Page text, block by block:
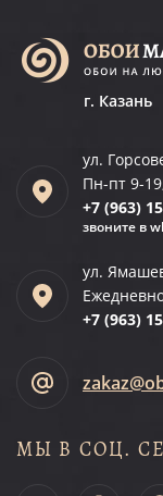
г. Казань
ул.
Пн-пт 9-
+7 (963)
звоните в
ул.
+7 (963)
МЫ В СОЦ.